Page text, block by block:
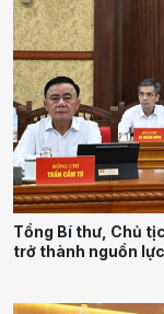
Tổng Bí thư, Chủ
trở thành nguồn